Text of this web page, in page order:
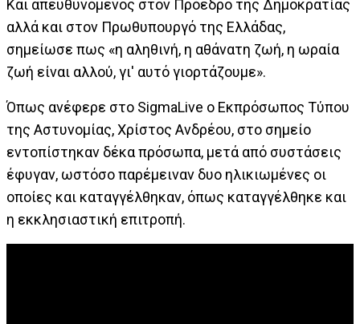
Και απευθυνόμενος στον Πρόεδρο της Δημοκρατίας
αλλά και στον Πρωθυπουργό της Ελλάδας,
σημείωσε πως «η αληθινή, η αθάνατη ζωή, η ωραία
ζωή είναι αλλού, γι' αυτό γιορτάζουμε».
Όπως ανέφερε στο SigmaLive ο Εκπρόσωπος Τύπου
της Αστυνομίας, Χρίστος Ανδρέου, στο σημείο
εντοπίστηκαν δέκα πρόσωπα, μετά από συστάσεις
έφυγαν, ωστόσο παρέμειναν δυο ηλικιωμένες οι
οποίες και καταγγέλθηκαν, όπως καταγγέλθηκε και
η εκκλησιαστική επιτροπή.